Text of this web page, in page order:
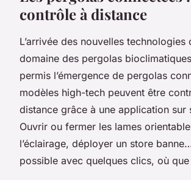
contrôle à distance
L’arrivée des nouvelles technologies
domaine des pergolas
permis l’émergence de pergolas
modèles high-tech peuvent être
distance grâce à une application sur
Ouvrir ou fermer les lames
l’éclairage, déployer un store
possible avec quelques clics, où